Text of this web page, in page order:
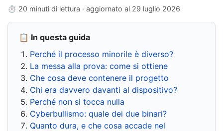
⏱ 20 minuti di lettura · aggiornato al 29 luglio 2026
📋 In questa guida
Perché il processo minorile è diverso?
La messa alla prova: come si ottiene
Che cosa deve contenere il progetto
Chi era davvero davanti al dispositivo?
Perché non si tocca nulla
Cyberbullismo: quale dei due binari?
Quanto dura, e che cosa accade nel